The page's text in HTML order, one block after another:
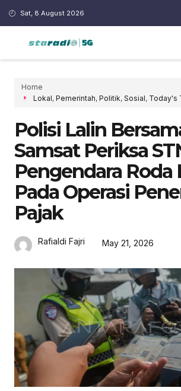
Sat, 8 August 2026
Home
Lokal, Pemerintah, Politik, Sosial, Today's
Polisi Lalin
Samsat Periksa
Pengendara Roda
Pada Operasi
Pajak
Rafialdi Fajri May 21, 2026